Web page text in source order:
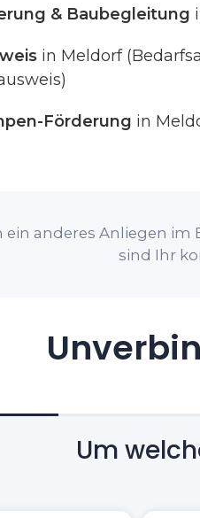
& Baubegleitung
in Meldorf
Förderung in
ein anderes Anliegen
sind Ihr